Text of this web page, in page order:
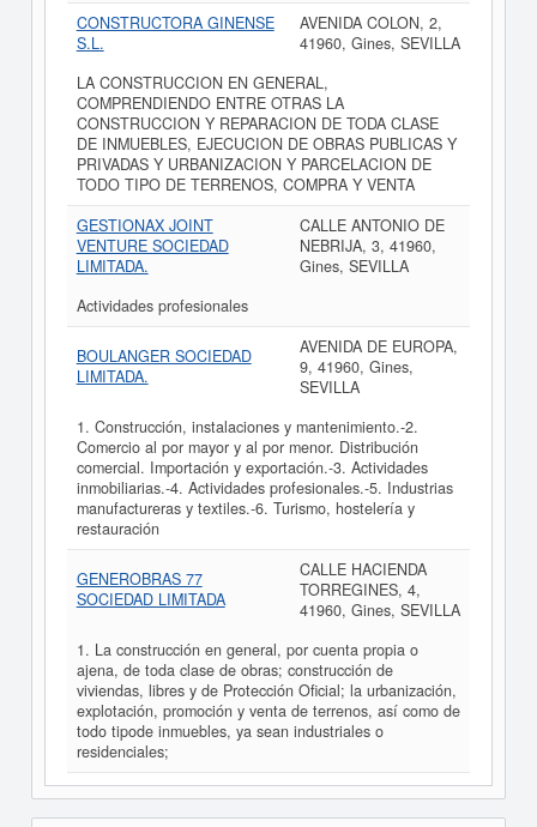
CONSTRUCTORA GINENSE
S.L.
AVENIDA COLON, 2,
41960, Gines, SEVILLA
LA CONSTRUCCION EN GENERAL,
COMPRENDIENDO ENTRE OTRAS LA
CONSTRUCCION Y REPARACION DE TODA CLASE
DE INMUEBLES, EJECUCION DE OBRAS PUBLICAS Y
PRIVADAS Y URBANIZACION Y PARCELACION DE
TODO TIPO DE TERRENOS, COMPRA Y VENTA
GESTIONAX JOINT
VENTURE SOCIEDAD
LIMITADA.
CALLE ANTONIO DE
NEBRIJA, 3, 41960,
Gines, SEVILLA
Actividades profesionales
BOULANGER SOCIEDAD
LIMITADA.
AVENIDA DE EUROPA,
9, 41960, Gines,
SEVILLA
1. Construcción, instalaciones y mantenimiento.-2.
Comercio al por mayor y al por menor. Distribución
comercial. Importación y exportación.-3. Actividades
inmobiliarias.-4. Actividades profesionales.-5. Industrias
manufactureras y textiles.-6. Turismo, hostelería y
restauración
GENEROBRAS 77
SOCIEDAD LIMITADA
CALLE HACIENDA
TORREGINES, 4,
41960, Gines, SEVILLA
1. La construcción en general, por cuenta propia o
ajena, de toda clase de obras; construcción de
viviendas, libres y de Protección Oficial; la urbanización,
explotación, promoción y venta de terrenos, así como de
todo tipode inmuebles, ya sean industriales o
residenciales;